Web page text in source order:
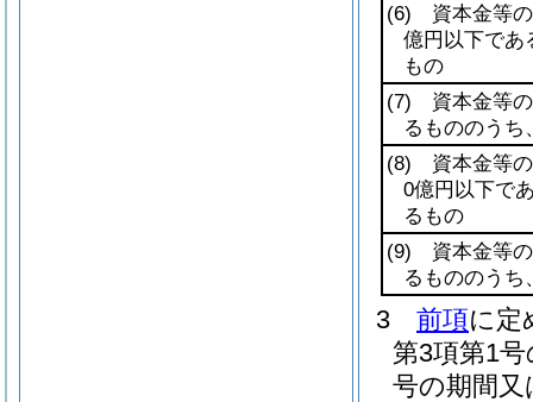
(6) 資本金等の
億円以下であ
もの
(7) 資本金等の
るもののうち
(8) 資本金等の
0億円以下で
るもの
(9) 資本金等の
るもののうち
3 前項に定
第3項第1
号の期間